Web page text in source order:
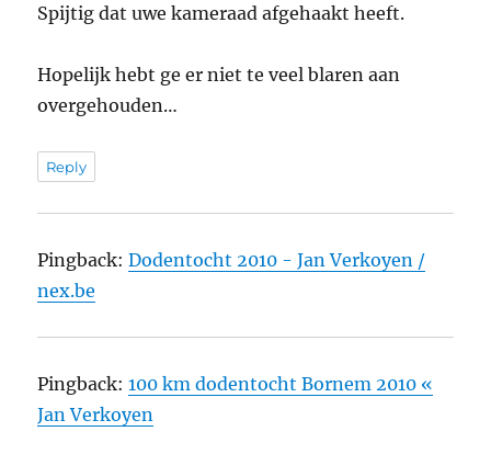
Spijtig dat uwe kameraad afgehaakt heeft.
Hopelijk hebt ge er niet te veel blaren aan
overgehouden…
Reply
Pingback:Dodentocht 2010 - Jan Verkoyen /
nex.be
Pingback:100 km dodentocht Bornem 2010 «
Jan Verkoyen